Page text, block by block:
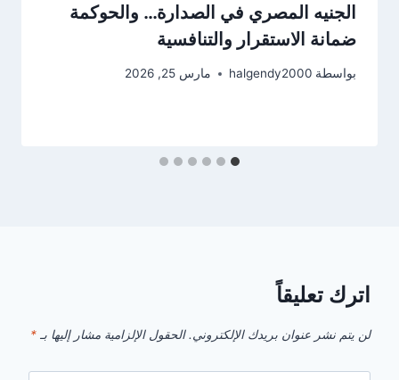
الجنيه المصري في الصدارة… والحوكمة
ضمانة الاستقرار والتنافسية
بواسطة halgendy2000 مارس 25, 2026
اترك تعليقاً
لن يتم نشر عنوان بريدك الإلكتروني. الحقول الإلزامية مشار إليها بـ *